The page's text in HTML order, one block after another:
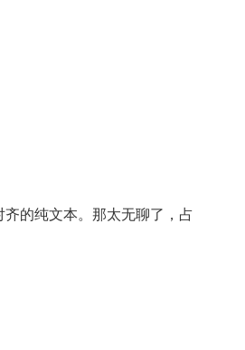
的纯文本。那太无聊了，占